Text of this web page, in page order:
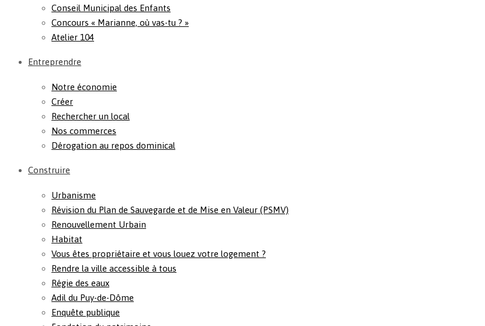
Conseil Municipal des Enfants
Concours « Marianne, où vas-tu ? »
Atelier 104
Entreprendre
Notre économie
Créer
Rechercher un local
Nos commerces
Dérogation au repos dominical
Construire
Urbanisme
Révision du Plan de Sauvegarde et de Mise en Valeur (PSMV)
Renouvellement Urbain
Habitat
Vous êtes propriétaire et vous louez votre logement ?
Rendre la ville accessible à tous
Régie des eaux
Adil du Puy-de-Dôme
Enquête publique